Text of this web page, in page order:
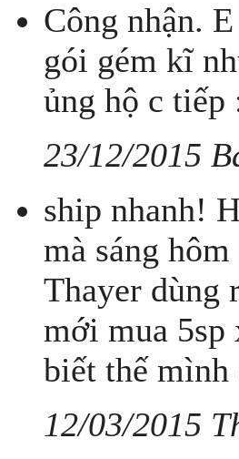
Công nhận.
gói gém kĩ
ủng hộ c tiếp
23/12/2015
ship nhanh!
mà sáng
Thayer dùng
mới mua 5sp
biết thế
12/03/2015